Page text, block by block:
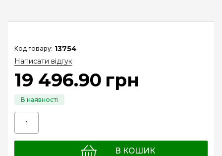
13754
Написати відгук
19 496.90 грн
В КОШИК